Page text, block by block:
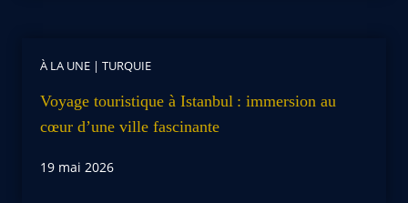
À LA UNE | TURQUIE
Voyage touristique à Istanbul : immersion au
cœur d’une ville fascinante
19 mai 2026